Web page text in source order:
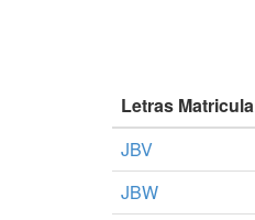
Letras Matricula
JBV
JBW